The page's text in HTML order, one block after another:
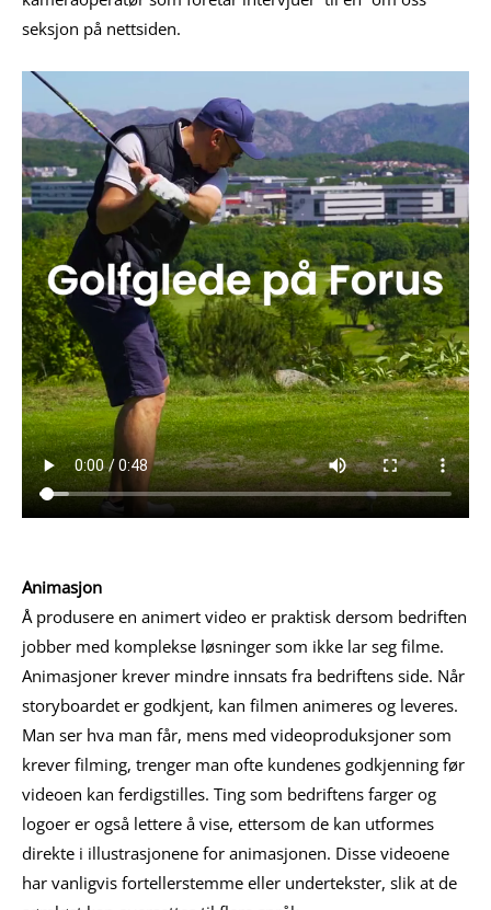
seksjon på nettsiden.
Animasjon
Å produsere en animert video er praktisk dersom bedriften
jobber med komplekse løsninger som ikke lar seg filme.
Animasjoner krever mindre innsats fra bedriftens side. Når
storyboardet er godkjent, kan filmen animeres og leveres.
Man ser hva man får, mens med videoproduksjoner som
krever filming, trenger man ofte kundenes godkjenning før
videoen kan ferdigstilles. Ting som bedriftens farger og
logoer er også lettere å vise, ettersom de kan utformes
direkte i illustrasjonene for animasjonen. Disse videoene
har vanligvis fortellerstemme eller undertekster, slik at de